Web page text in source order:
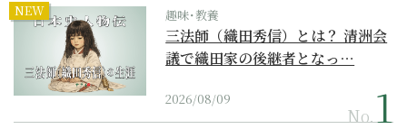
NEW 趣味･教養
三法師（織田秀信）とは？ 清洲会
議で織田家の後継者となっ…
2026/08/09
No.